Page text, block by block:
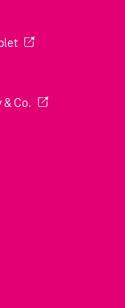
geöffnet)
(Wird in einem
geöffnet)
Co. (Wird in einem